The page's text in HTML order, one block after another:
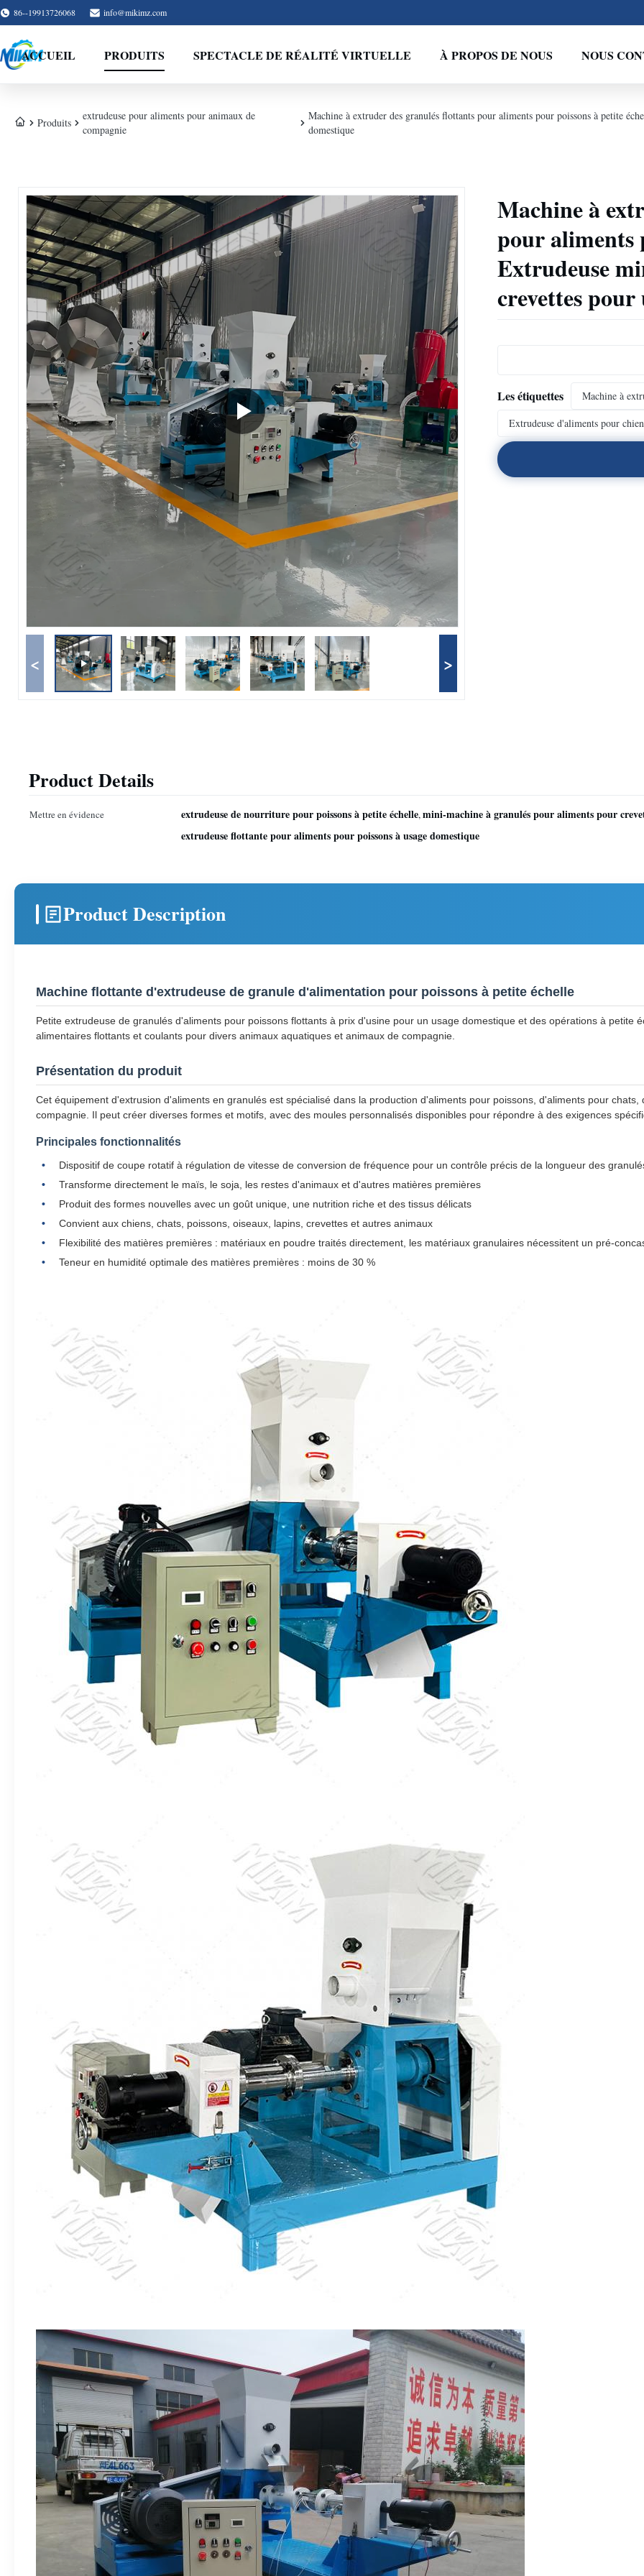
86--19913726068 info@mikimz.com
ACCUEIL PRODUITS SPECTACLE DE RÉALITÉ VIRTUELLE À PROPOS DE NOUS NOUS
Produits
extrudeuse pour aliments pour animaux de
compagnie
Machine à extruder des granulés flottants pour aliments pour poissons à petite
domestique
< >
Machine à
pour aliments
Extrudeuse
crevettes pour
Les étiquettes
Machine à
Extrudeuse d'aliments pour
Product Details
Mettre en évidence extrudeuse de nourriture pour poissons à petite échelle,mini-machine à granulés pour aliments pour
extrudeuse flottante pour aliments pour poissons à usage domestique
Product Description
Machine flottante d'extrudeuse de granule d'alimentation pour poissons à petite échelle
Petite extrudeuse de granulés d'aliments pour poissons flottants à prix d'usine pour un usage domestique et des opérations à petite
alimentaires flottants et coulants pour divers animaux aquatiques et animaux de compagnie.
Présentation du produit
Cet équipement d'extrusion d'aliments en granulés est spécialisé dans la production d'aliments pour poissons, d'aliments pour
compagnie. Il peut créer diverses formes et motifs, avec des moules personnalisés disponibles pour répondre à des exigences
Principales fonctionnalités
Dispositif de coupe rotatif à régulation de vitesse de conversion de fréquence pour un contrôle précis de la longueur des
Transforme directement le maïs, le soja, les restes d'animaux et d'autres matières premières
Produit des formes nouvelles avec un goût unique, une nutrition riche et des tissus délicats
Convient aux chiens, chats, poissons, oiseaux, lapins, crevettes et autres animaux
Flexibilité des matières premières : matériaux en poudre traités directement, les matériaux granulaires nécessitent un pré-
Teneur en humidité optimale des matières premières : moins de 30 %